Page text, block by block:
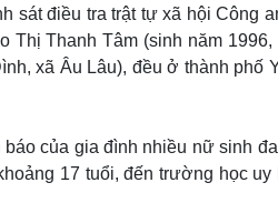
đá
Xe máy
Tư vấn
ảnh
Nghệ sĩ
Thời trang
sát điều tra trật tự xã hội Công
Thanh Tâm (sinh năm 1996,
xã Âu Lâu), đều ở thành phố
của gia đình nhiều nữ sinh
17 tuổi, đến trường học uy